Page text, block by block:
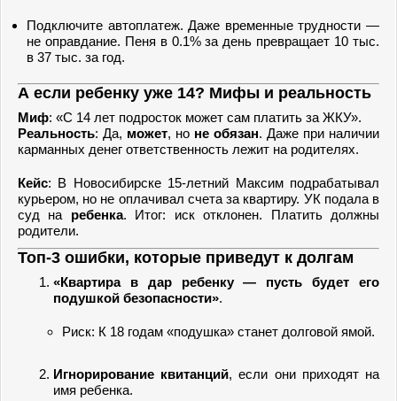
Подключите автоплатеж. Даже временные трудности —
не оправдание. Пеня в 0.1% за день превращает 10 тыс.
в 37 тыс. за год.
А если ребенку уже 14? Мифы и реальность
Миф: «С 14 лет подросток может сам платить за ЖКУ».
Реальность: Да, может, но не обязан. Даже при наличии
карманных денег ответственность лежит на родителях.
Кейс: В Новосибирске 15-летний Максим подрабатывал
курьером, но не оплачивал счета за квартиру. УК подала в
суд на ребенка. Итог: иск отклонен. Платить должны
родители.
Топ-3 ошибки, которые приведут к долгам
«Квартира в дар ребенку — пусть будет его
подушкой безопасности».
Риск: К 18 годам «подушка» станет долговой ямой.
Игнорирование квитанций, если они приходят на
имя ребенка.